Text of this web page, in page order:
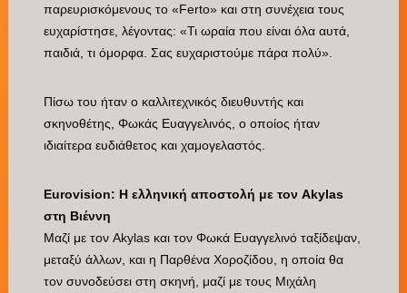
παρευρισκόμενους το «Fertο» και στη συνέχεια τους
ευχαρίστησε, λέγοντας: «Τι ωραία που είναι όλα αυτά,
παιδιά, τι όμορφα. Σας ευχαριστούμε πάρα πολύ».
Πίσω του ήταν ο καλλιτεχνικός διευθυντής και
σκηνοθέτης, Φωκάς Ευαγγελινός, ο οποίος ήταν
ιδιαίτερα ευδιάθετος και χαμογελαστός.
Eurovision: Η ελληνική αποστολή με τον Akylas
στη Βιέννη
Μαζί με τον Akylas και τον Φωκά Ευαγγελινό ταξίδεψαν,
μεταξύ άλλων, και η Παρθένα Χοροζίδου, η οποία θα
τον συνοδεύσει στη σκηνή, μαζί με τους Μιχάλη